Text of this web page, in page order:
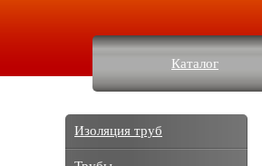
Каталог
Изоляция труб